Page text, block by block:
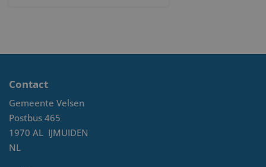
Contact
Gemeente Velsen
Postbus 465
1970 AL IJMUIDEN
NL